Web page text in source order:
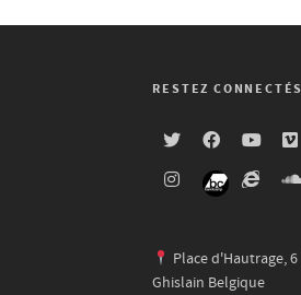
RESTEZ CONNECTÉS
Place d'Hautrage, 6
Ghislain Belgique